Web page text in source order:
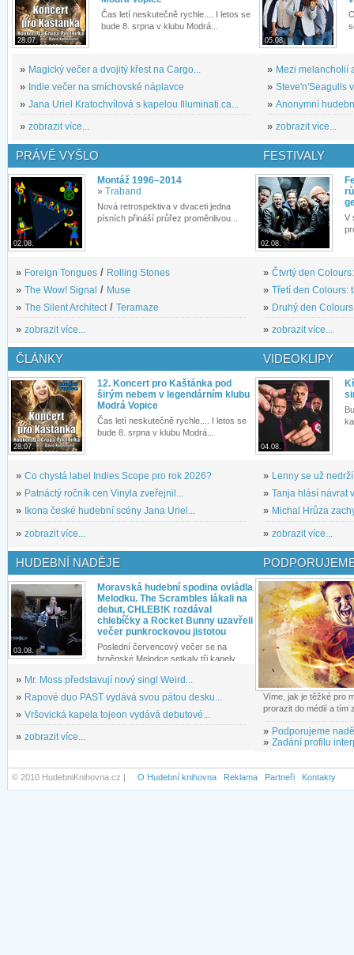
28.07.
Čas letí neskutečně rychle.... I letos se
bude 8. srpna v klubu Modrá...
» Magický večer a dvojitý křest na Cargo...
» Indie večer na smíchovské náplavce
» Jana Uriel Kratochvílová s kapelou Illuminati.ca...
» zobrazit více...
05.08.
» Mezi melancholií
» Steve'n'Seagulls
» Anonymní
» zobrazit více...
PRÁVĚ VYŠLO
02.08.
Montáž 1996–2014
» Traband
Nová retrospektiva v dvaceti jedna
písních přináší průřez proměnlivou...
» Foreign Tongues / Rolling Stones
» The Wow! Signal / Muse
» The Silent Architect/ Teramaze
» zobrazit více...
FESTIVALY
02.08.
V
» Čtvrtý den
» Třetí den Colours:
» Druhý den
» zobrazit více...
ČLÁNKY
28.07.
12. Koncert pro Kaštánka pod
širým nebem v legendárním klubu
Modrá Vopice
Čas letí neskutečně rychle.... I letos se
bude 8. srpna v klubu Modrá...
» Co chystá label Indies Scope pro rok 2026?
» Patnáctý ročník cen Vinyla zveřejnil...
»
Ikona české hudební scény Jana Uriel...
» zobrazit více...
VIDEOKLIPY
04.08.
» Lenny se už
» Tanja hlásí návrat
» Michal Hrůza
» zobrazit více...
HUDEBNÍ NADĚJE
03.08.
Moravská hudební spodina ovládla
Melodku. The Scrambles lákali na
debut, CHLEB!K rozdával
chlebíčky a Rocket Bunny uzavřeli
večer punkrockovou jistotou
Poslední červencový večer se na
brněnské Melodce setkaly tři kapely...
» Mr. Moss představují nový singl Weird...
» Rapové duo PAST vydává svou pátou desku...
» Vršovická kapela tojeon vydává debutové...
» zobrazit více...
Víme, jak je těžké pro
prorazit do médií a tím
» Podporujeme
» Zadání profilu
© 2010 HudebniKnihovna.cz | O Hudební knihovna Reklama Partneři Kontakty